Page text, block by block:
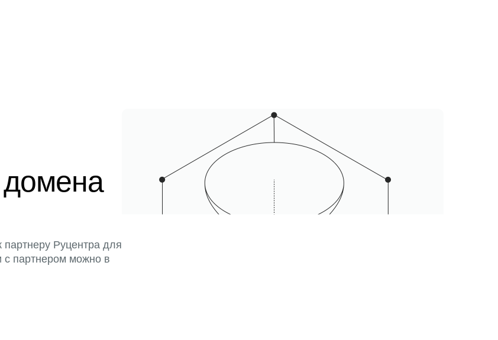
домена
Руцентра для
с партнером можно в